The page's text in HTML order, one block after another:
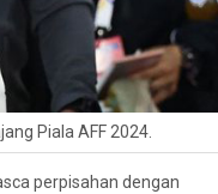
Piala AFF 2024.
perpisahan dengan